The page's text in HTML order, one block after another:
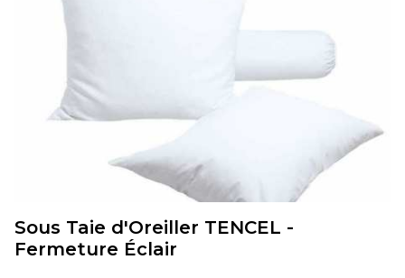
Sous Taie d'Oreiller TENCEL -
Fermeture Éclair